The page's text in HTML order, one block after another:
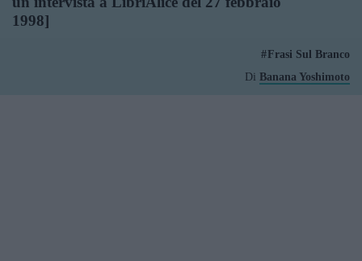
1998]
Frasi Sul Branco
Di Banana Yoshimoto